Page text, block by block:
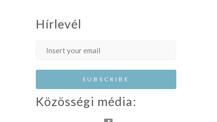
Hírlevél
Közösségi média: